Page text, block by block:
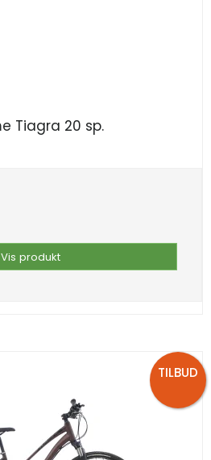
Tiagra 20 sp.
Vis produkt
TILBUD